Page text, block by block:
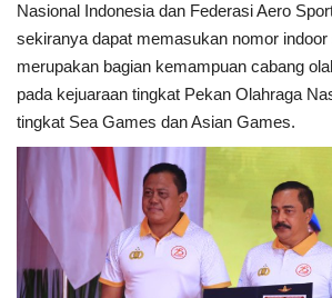
Nasional Indonesia dan Federasi Aero
sekiranya dapat memasukan nomor
merupakan bagian kemampuan cabang
pada kejuaraan tingkat Pekan Olahraga
tingkat Sea Games dan Asian Games.